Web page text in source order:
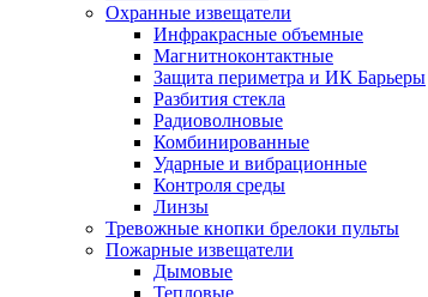
Охранные извещатели
Инфракрасные объемные
Магнитноконтактные
Защита периметра и ИК Барьеры
Разбития стекла
Радиоволновые
Комбинированные
Ударные и вибрационные
Контроля среды
Линзы
Тревожные кнопки брелоки пульты
Пожарные извещатели
Дымовые
Тепловые